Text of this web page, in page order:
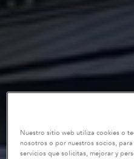
Nuestro sitio web utiliza cookies o
nosotros o por nuestros socios,
servicios que solicitas, mejorar y